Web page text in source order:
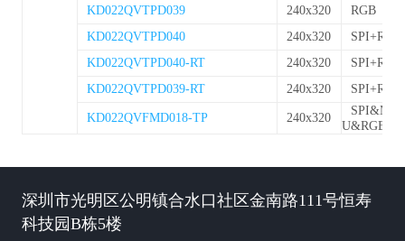
KD022QVTPD039
240x320
RGB
KD022QVTPD040
240x320
SPI+RGB
KD022QVTPD040-RT
240x320
SPI+RGB
KD022QVTPD039-RT
240x320
SPI+RGB
KD022QVFMD018-TP
240x320
SPI&MC
U&RGB
深圳市光明区公明镇合水口社区金南路111号恒寿
科技园B栋5楼